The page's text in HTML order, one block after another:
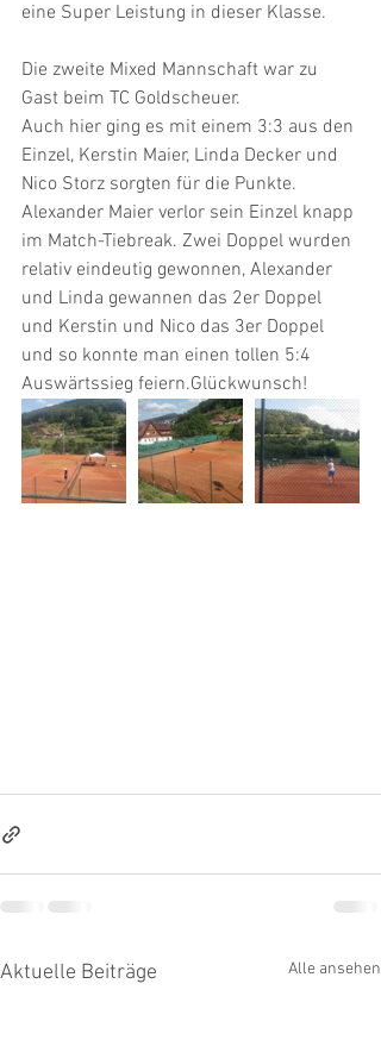
eine Super Leistung in dieser Klasse.
Die zweite Mixed Mannschaft war zu
Gast beim TC Goldscheuer.
Auch hier ging es mit einem 3:3 aus den
Einzel, Kerstin Maier, Linda Decker und
Nico Storz sorgten für die Punkte.
Alexander Maier verlor sein Einzel knapp
im Match-Tiebreak. Zwei Doppel wurden
relativ eindeutig gewonnen, Alexander
und Linda gewannen das 2er Doppel
und Kerstin und Nico das 3er Doppel
und so konnte man einen tollen 5:4
Auswärtssieg feiern.Glückwunsch!
Aktuelle Beiträge Alle ansehen